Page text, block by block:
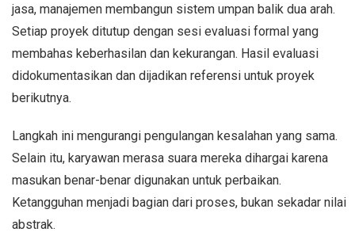
jasa, manajemen membangun sistem umpan balik dua arah.
Setiap proyek ditutup dengan sesi evaluasi formal yang
membahas keberhasilan dan kekurangan. Hasil evaluasi
didokumentasikan dan dijadikan referensi untuk proyek
berikutnya.
Langkah ini mengurangi pengulangan kesalahan yang sama.
Selain itu, karyawan merasa suara mereka dihargai karena
masukan benar-benar digunakan untuk perbaikan.
Ketangguhan menjadi bagian dari proses, bukan sekadar nilai
abstrak.